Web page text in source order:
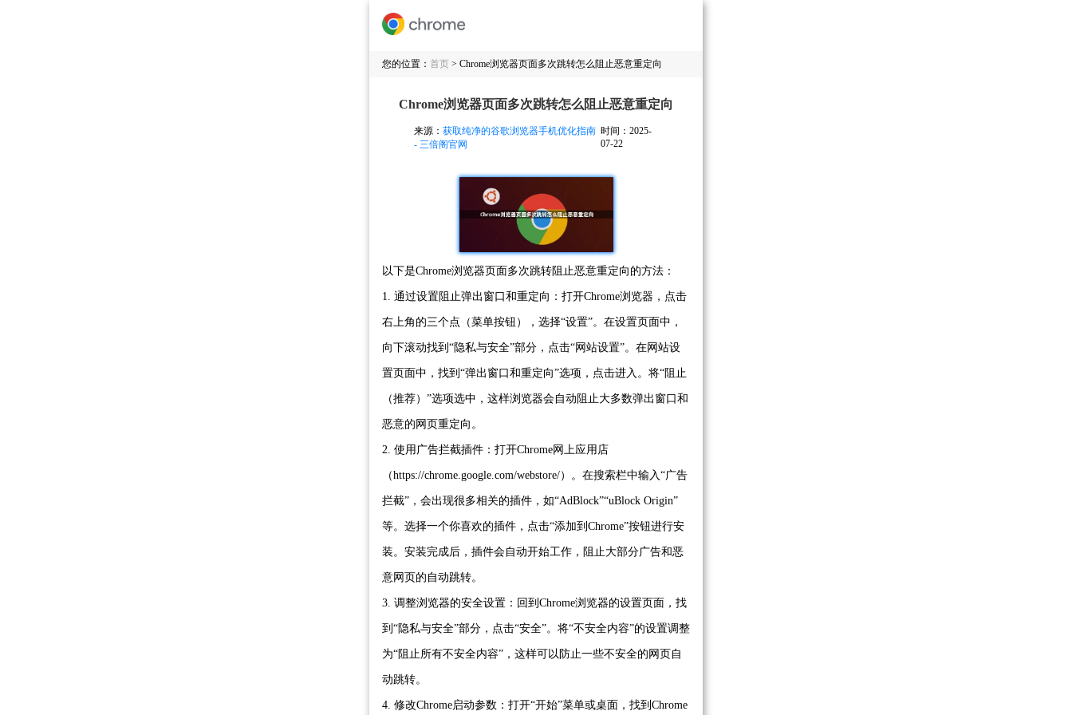
您的位置： 首页 > Chrome浏览器页面多次跳转怎么阻止恶意重定向
Chrome浏览器页面多次跳转怎么阻止恶意重定向
来源： 获取纯净的谷歌浏览器手机优化指南
- 三倍阁官网
时间：2025-
07-22
以下是Chrome浏览器页面多次跳转阻止恶意重定向的方法：
1. 通过设置阻止弹出窗口和重定向：打开Chrome浏览器，点击
右上角的三个点（菜单按钮），选择“设置”。在设置页面中，
向下滚动找到“隐私与安全”部分，点击“网站设置”。在网站设
置页面中，找到“弹出窗口和重定向”选项，点击进入。将“阻止
（推荐）”选项选中，这样浏览器会自动阻止大多数弹出窗口和
恶意的网页重定向。
2. 使用广告拦截插件：打开Chrome网上应用店
（https://chrome.google.com/webstore/）。在搜索栏中输入“广告
拦截”，会出现很多相关的插件，如“AdBlock”“uBlock Origin”
等。选择一个你喜欢的插件，点击“添加到Chrome”按钮进行安
装。安装完成后，插件会自动开始工作，阻止大部分广告和恶
意网页的自动跳转。
3. 调整浏览器的安全设置：回到Chrome浏览器的设置页面，找
到“隐私与安全”部分，点击“安全”。将“不安全内容”的设置调整
为“阻止所有不安全内容”，这样可以防止一些不安全的网页自
动跳转。
4. 修改Chrome启动参数：打开“开始”菜单或桌面，找到Chrome